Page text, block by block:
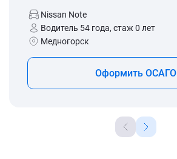
Nissan Note
Водитель 54 года, стаж 0 лет
Медногорск
Оформить ОСАГО